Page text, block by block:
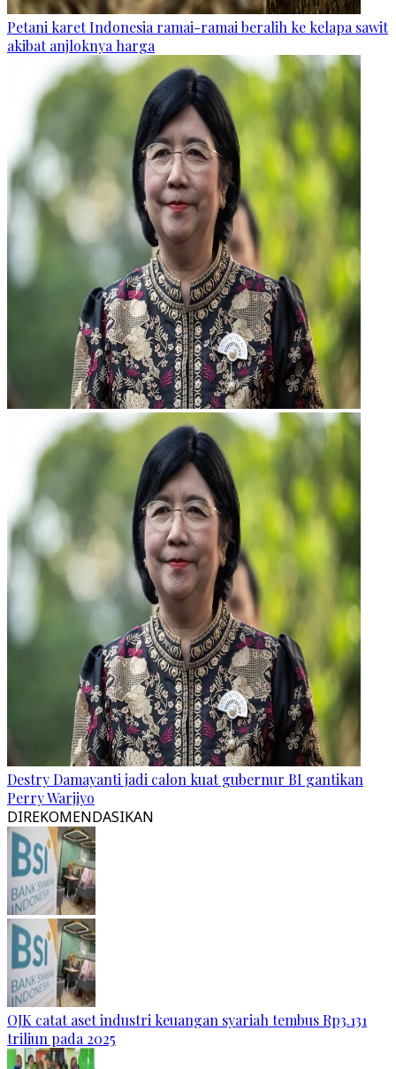
Petani karet Indonesia ramai-ramai beralih ke kelapa sawit
akibat anjloknya harga
Destry Damayanti jadi calon kuat gubernur BI gantikan
Perry Warjiyo
DIREKOMENDASIKAN
OJK catat aset industri keuangan syariah tembus Rp3.131
triliun pada 2025